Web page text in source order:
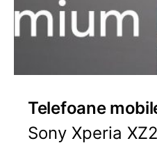
Telefoane
Sony Xperia